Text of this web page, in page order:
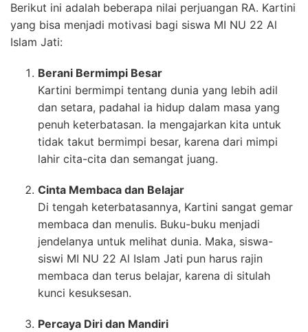
Berikut ini adalah beberapa nilai perjuangan RA. Kartini
yang bisa menjadi motivasi bagi siswa MI NU 22 Al
Islam Jati:
Berani Bermimpi Besar
Kartini bermimpi tentang dunia yang lebih adil
dan setara, padahal ia hidup dalam masa yang
penuh keterbatasan. Ia mengajarkan kita untuk
tidak takut bermimpi besar, karena dari mimpi
lahir cita-cita dan semangat juang.
Cinta Membaca dan Belajar
Di tengah keterbatasannya, Kartini sangat gemar
membaca dan menulis. Buku-buku menjadi
jendelanya untuk melihat dunia. Maka, siswa-
siswi MI NU 22 Al Islam Jati pun harus rajin
membaca dan terus belajar, karena di situlah
kunci kesuksesan.
Percaya Diri dan Mandiri